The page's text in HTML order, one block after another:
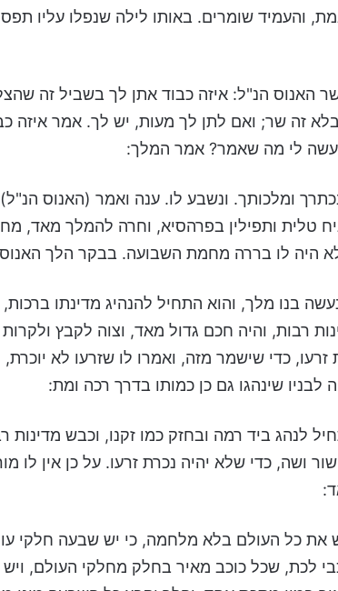
והעמיד שומרים. באותו לילה שנפלו עליו
האנוס הנ"ל: איזה כבוד אתן לך בשביל זה
זה שר; ואם לתן לך מעות, יש לך. אמר איזה
לי מה שאמר? אמר המלך:
ומלכותך. ונשבע לו. ענה ואמר (האנוס
טלית ותפילין בפרהסיא, וחרה להמלך מאד,
היה לו בררה מחמת השבועה. בבקר הלך האנוס
בנו מלך, והוא התחיל להנהיג מדינתו
רבות, והיה חכם גדול מאד, וצוה לקבץ ולקרות
זרעו, כדי שישמר מזה, ואמרו לו שזרעו לא
לבניו שינהגו גם כן כמותו בדרך רכה ומת:
לנהג ביד רמה ובחזק כמו זקנו, וכבש מדינות
ושה, כדי שלא יהיה נכרת זרעו. על כן אין לו
את כל העולם בלא מלחמה, כי יש שבעה חלקי
לכת, שכל כוכב מאיר בחלק מחלקי העולם,